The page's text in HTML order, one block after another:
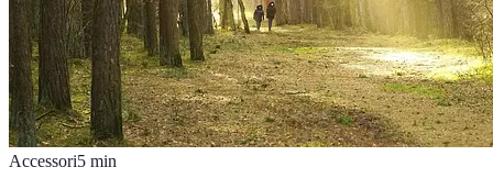
Accessori5 min